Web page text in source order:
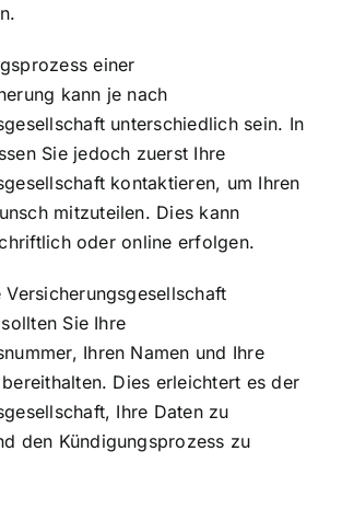
einer
kann je nach
unterschiedlich sein. In
Sie jedoch zuerst Ihre
kontaktieren, um Ihren
mitzuteilen. Dies kann
oder online erfolgen.
Versicherungsgesellschaft
Sie Ihre
Ihren Namen und Ihre
Dies erleichtert es der
Ihre Daten zu
den Kündigungsprozess zu